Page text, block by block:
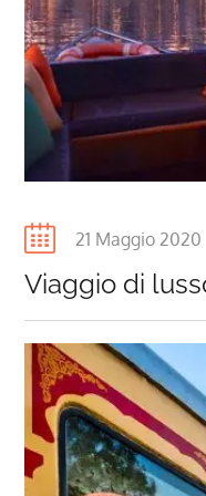
Posted
21 Maggio 2020
Viaggio di